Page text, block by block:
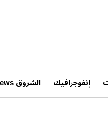
إنفوجرافيك الشروق News